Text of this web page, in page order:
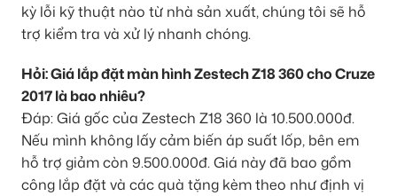
kỳ lỗi kỹ thuật nào từ nhà sản xuất, chúng tôi sẽ hỗ
trợ kiểm tra và xử lý nhanh chóng.
Hỏi: Giá lắp đặt màn hình Zestech Z18 360 cho Cruze
2017 là bao nhiêu?
Đáp: Giá gốc của Zestech Z18 360 là 10.500.000đ.
Nếu mình không lấy cảm biến áp suất lốp, bên em
hỗ trợ giảm còn 9.500.000đ. Giá này đã bao gồm
công lắp đặt và các quà tặng kèm theo như định vị